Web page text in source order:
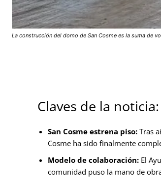
La construcción del domo de San Cosme es la suma de
Claves de la noticia:
San Cosme estrena piso: Tras
Cosme ha sido finalmente
Modelo de colaboración: El
comunidad puso la mano de